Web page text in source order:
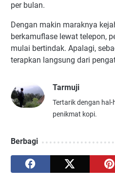
per bulan.
Dengan makin maraknya
berkamuflase lewat telepon,
mulai bertindak. Apalagi,
terapkan langsung dari
Tarmuji
Tertarik dengan
penikmat kopi.
Berbagi